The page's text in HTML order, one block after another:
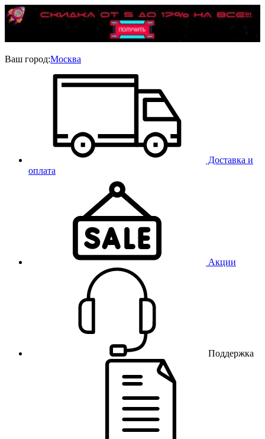
Ваш город:Москва
Доставка и
оплата
Акции
Поддержка